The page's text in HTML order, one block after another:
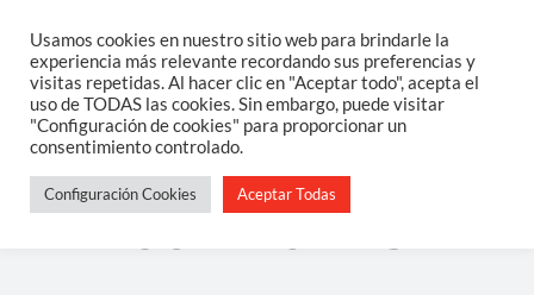
contenido
Home
Sobre Mi cambrils
Usamos cookies en nuestro sitio web para brindarle la
experiencia más relevante recordando sus preferencias y
visitas repetidas. Al hacer clic en "Aceptar todo", acepta el
uso de TODAS las cookies. Sin embargo, puede visitar
"Configuración de cookies" para proporcionar un
consentimiento controlado.
Configuración Cookies Aceptar Todas